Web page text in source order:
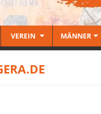
VEREIN MÄNNER